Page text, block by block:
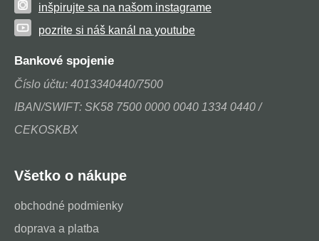
inšpirujte sa na našom instagrame
pozrite si náš kanál na youtube
Bankové spojenie
Číslo účtu: 4013340440/7500
IBAN/SWIFT: SK58 7500 0000 0040 1334 0440 /
CEKOSKBX
Všetko o nákupe
obchodné podmienky
doprava a platba